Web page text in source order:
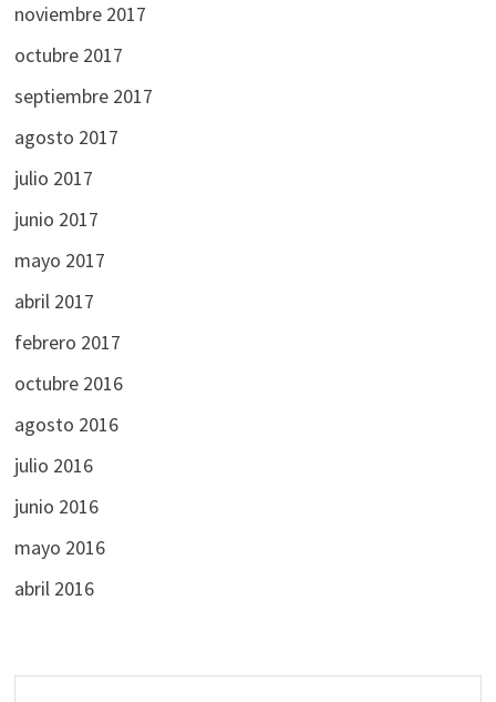
noviembre 2017
octubre 2017
septiembre 2017
agosto 2017
julio 2017
junio 2017
mayo 2017
abril 2017
febrero 2017
octubre 2016
agosto 2016
julio 2016
junio 2016
mayo 2016
abril 2016